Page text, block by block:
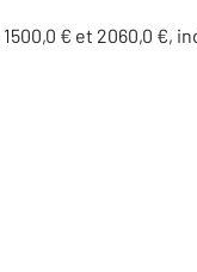
€ et 2060,0 €,